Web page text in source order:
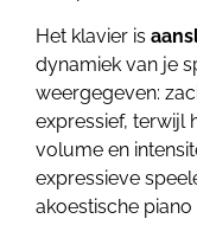
Het klavier is
dynamiek van je
weergegeven:
expressief, terwijl
volume en
expressieve
akoestische piano